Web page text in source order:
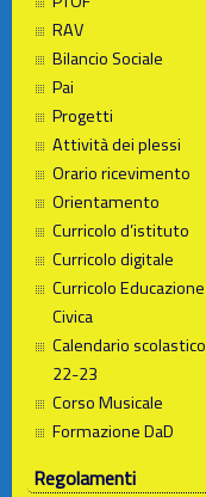
RAV
Bilancio Sociale
Pai
Progetti
Attività dei plessi
Orario ricevimento
Orientamento
Curricolo d’istituto
Curricolo digitale
Curricolo Educazione
Civica
Calendario scolastico
22-23
Corso Musicale
Formazione DaD
Regolamenti